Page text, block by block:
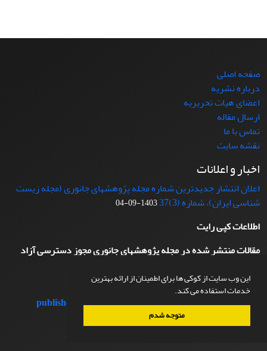
این وب سایت از کوکی ها برای اطمینان از ارائه بهترین
خدمات استفاده می کند.
متوجه شدم
صفحه اصلی
درباره نشریه
اعضای هیات تحریریه
ارسال مقاله
تماس با ما
نقشه سایت
اخبار و اعلانات
اعلان انتشار جدیدترین شماره مجله پژوهشهای جانوری (مجله زیست
شناسی ایران)، شماره (3)37
1403-09-04
اطلاعات کپی رایت
مقالات منتشر شده در مجله پژوهشهای جانوری مجوز دسترسی آزاد
published papersbyjournal of plant researchis licensed